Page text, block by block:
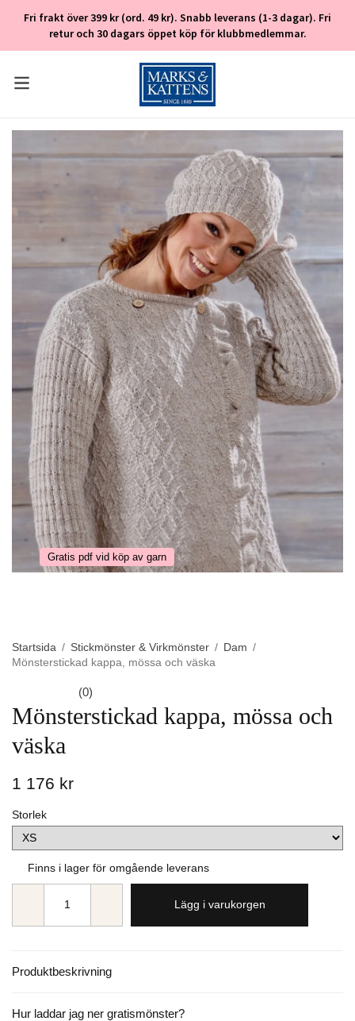
Fri frakt över 399 kr (ord. 49 kr). Snabb leverans (1-3 dagar). Fri
retur och 30 dagars öppet köp för klubbmedlemmar.
Gratis pdf vid köp av garn
Startsida / Stickmönster & Virkmönster / Dam /
Mönsterstickad kappa, mössa och väska
(0)
Mönsterstickad kappa, mössa och
väska
1 176 kr
Storlek
Finns i lager för omgående leverans
Lägg i varukorgen
Produktbeskrivning
Hur laddar jag ner gratismönster?